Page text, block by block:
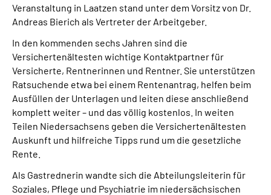
Veranstaltung in Laatzen stand unter dem Vorsitz von Dr.
Andreas Bierich als Vertreter der Arbeitgeber.
In den kommenden sechs Jahren sind die
Versichertenältesten wichtige Kontaktpartner für
Versicherte, Rentnerinnen und Rentner. Sie unterstützen
Ratsuchende etwa bei einem Rentenantrag, helfen beim
Ausfüllen der Unterlagen und leiten diese anschließend
komplett weiter – und das völlig kostenlos. In weiten
Teilen Niedersachsens geben die Versichertenältesten
Auskunft und hilfreiche Tipps rund um die gesetzliche
Rente.
Als Gastrednerin wandte sich die Abteilungsleiterin für
Soziales, Pflege und Psychiatrie im niedersächsischen